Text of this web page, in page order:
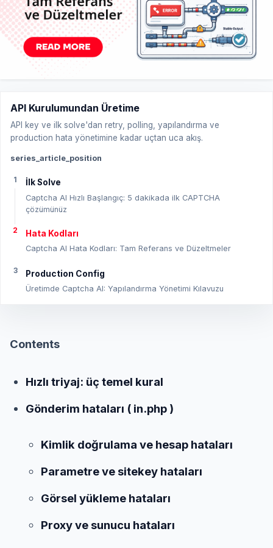
API Kurulumundan Üretime
API key ve ilk solve'dan retry, polling, yapılandırma ve
production hata yönetimine kadar uçtan uca akış.
series_article_position
1 İlk Solve
Captcha AI Hızlı Başlangıç: 5 dakikada ilk CAPTCHA
çözümünüz
2 Hata Kodları
Captcha AI Hata Kodları: Tam Referans ve Düzeltmeler
3 Production Config
Üretimde Captcha AI: Yapılandırma Yönetimi Kılavuzu
Contents
Hızlı triyaj: üç temel kural
Gönderim hataları ( in.php )
Kimlik doğrulama ve hesap hataları
Parametre ve sitekey hataları
Görsel yükleme hataları
Proxy ve sunucu hataları